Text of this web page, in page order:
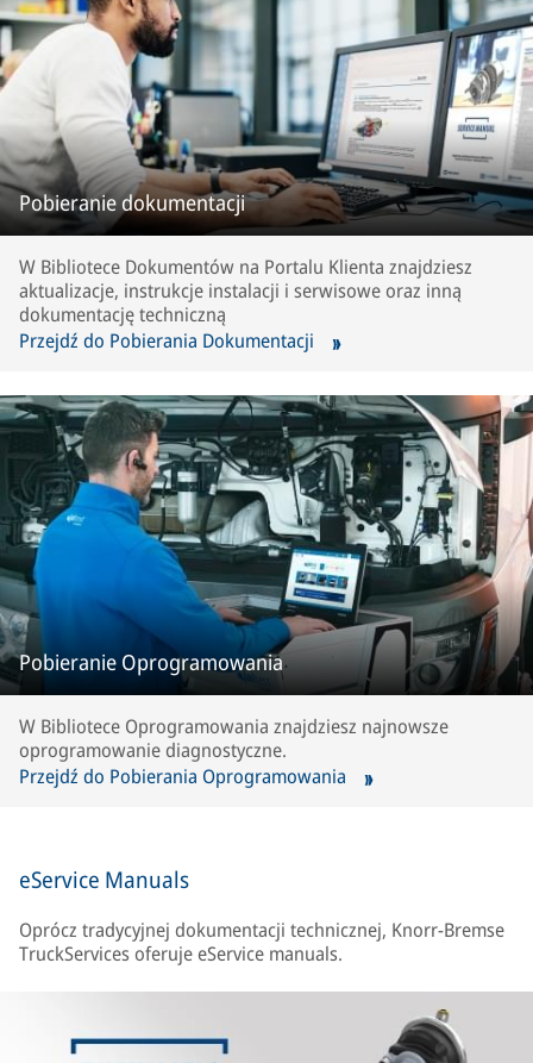
Pobieranie dokumentacji
W Bibliotece Dokumentów na Portalu Klienta znajdziesz
aktualizacje, instrukcje instalacji i serwisowe oraz inną
dokumentację techniczną
Przejdź do Pobierania Dokumentacji
Pobieranie Oprogramowania
W Bibliotece Oprogramowania znajdziesz najnowsze
oprogramowanie diagnostyczne.
Przejdź do Pobierania Oprogramowania
eService Manuals
Oprócz tradycyjnej dokumentacji technicznej, Knorr-Bremse
TruckServices oferuje eService manuals.